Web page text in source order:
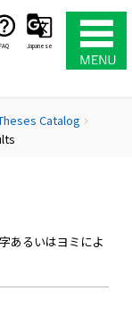
FAQ Japanese
Catalog chevron_right
あるいはヨミによ